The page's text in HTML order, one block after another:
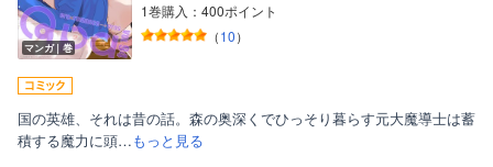
マンガ｜巻
1巻購入：400ポイント
（10）
国の英雄、それは昔の話。森の奥深くでひっそり暮らす元大魔導士は蓄
積する魔力に頭…もっと見る